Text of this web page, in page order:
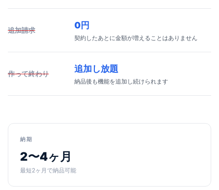
追加請求 0円
契約したあとに金額が増えることはありません
作って終わり 追加し放題
納品後も機能を追加し続けられます
納期
2〜4ヶ月
最短2ヶ月で納品可能